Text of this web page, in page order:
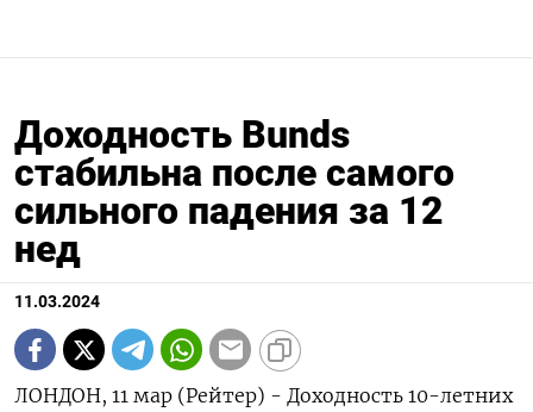
Доходность Bunds
стабильна после самого
сильного падения за 12
нед
11.03.2024
ЛОНДОН, 11 мар (Рейтер) - Доходность 10-летних